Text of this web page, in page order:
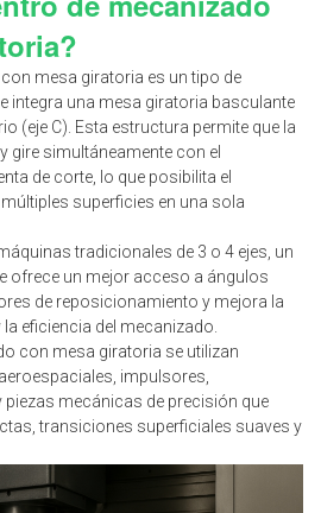
mesa giratoria es un tipo de
integra una mesa giratoria basculante
(eje C). Esta estructura permite que la
gire simultáneamente con el
de corte, lo que posibilita el
superficies en una sola
tradicionales de 3 o 4 ejes, un
ofrece un mejor acceso a ángulos
de reposicionamiento y mejora la
eficiencia del mecanizado.
con mesa giratoria se utilizan
impulsores,
mecánicas de precisión que
transiciones superficiales suaves y